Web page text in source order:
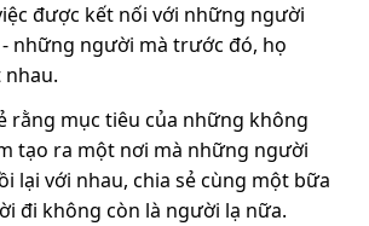
được kết nối với những người
những người mà trước đó, họ
rằng mục tiêu của những không
tạo ra một nơi mà những người
lại với nhau, chia sẻ cùng một bữa
đi không còn là người lạ nữa.